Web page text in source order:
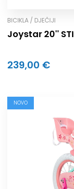
BICIKLA / DJEČIJI
Joystar 20''
239,00 €
NOVO